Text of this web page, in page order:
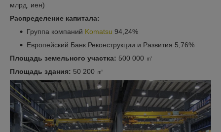
млрд. иен)
Распределение капитала:
Группа компаний Komatsu 94,24%
Европейский Банк Реконструкции и Развития 5,76%
Площадь земельного участка: 500 000 ㎡
Площадь здания: 50 200 ㎡